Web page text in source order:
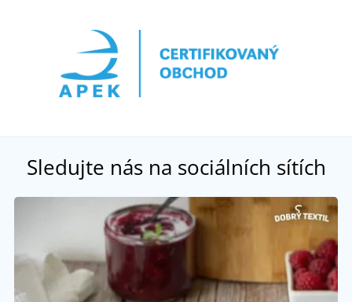
Sledujte nás na sociálních sítích